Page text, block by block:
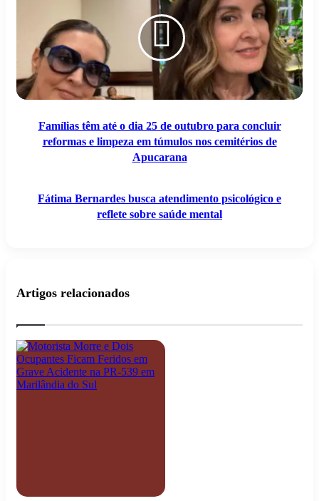
outubro
para
concluir
limpeza
Apucarana
Famílias têm até o dia 25 de outubro para concluir
reformas e limpeza em túmulos nos cemitérios de
Apucarana
psicológico
reflete
sobre
saúde
mental
Fátima Bernardes busca atendimento psicológico e
reflete sobre saúde mental
Artigos relacionados